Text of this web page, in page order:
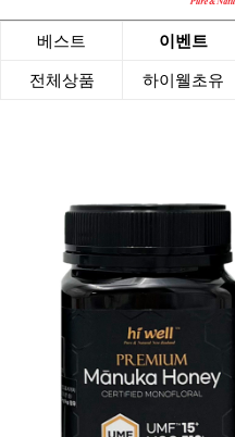
베스트 이벤트
전체상품 하이웰초유